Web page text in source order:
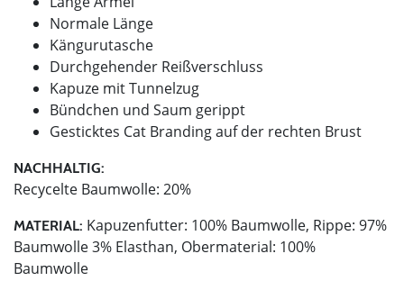
Normale Länge
Kängurutasche
Durchgehender Reißverschluss
Kapuze mit Tunnelzug
Bündchen und Saum gerippt
Gesticktes Cat Branding auf der rechten Brust
NACHHALTIG:
Recycelte Baumwolle: 20%
MATERIAL: Kapuzenfutter: 100% Baumwolle, Rippe: 97%
Baumwolle 3% Elasthan, Obermaterial: 100%
Baumwolle